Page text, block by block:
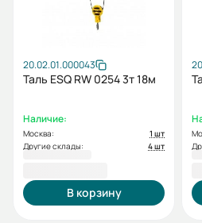
20.02.01.000043
Таль ESQ RW 0254 3т 18м
Наличие:
Москва:
1 шт
Другие склады:
4 шт
В корзину